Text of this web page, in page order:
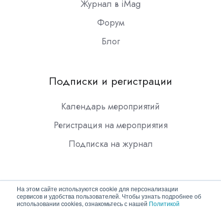
На этом сайте используются cookie для персонализации
сервисов и удобства пользователей. Чтобы узнать подробнее об
использовании cookies, ознакомьтесь с нашей Политикой
Журнал в iMag
Форум
Блог
Подписки и регистрации
Календарь мероприятий
Регистрация на мероприятия
Подписка на журнал